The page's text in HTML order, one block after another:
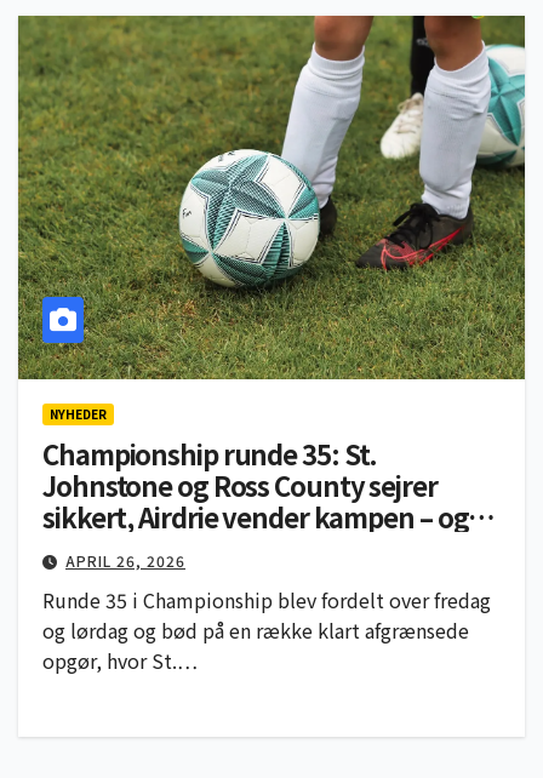
NYHEDER
Championship runde 35: St.
Johnstone og Ross County sejrer
sikkert, Airdrie vender kampen – og
målløst i Arbroath
APRIL 26, 2026
Runde 35 i Championship blev fordelt over fredag
og lørdag og bød på en række klart afgrænsede
opgør, hvor St.…